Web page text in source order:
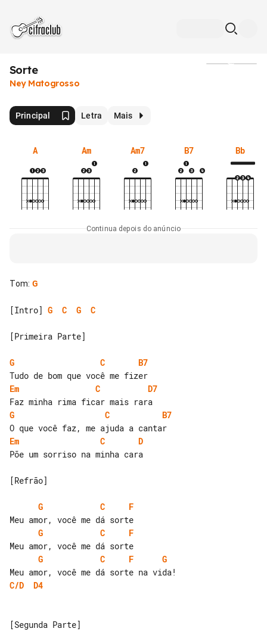
Sorte
Ney Matogrosso
Principal Letra Mais
A Am Am7 B7 Bb
Continua depois do anúncio
Tom: G
[Intro] G C G C
[Primeira Parte]
G C
B7
Em
C
D7
G
C
B7
Em
C
D
Põe um sorriso na minha cara
[Refrão]
G C
F
G
C
F
G
C F
G
C/D
D4
[Segunda Parte]